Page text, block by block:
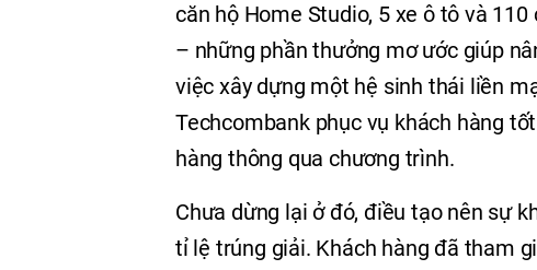
căn hộ Home Studio, 5 xe ô tô và
– những phần thưởng mơ ước giúp
việc xây dựng một hệ sinh thái liền
Techcombank phục vụ khách hàng
hàng thông qua chương trình.
Chưa dừng lại ở đó, điều tạo nên sự
tỉ lệ trúng giải. Khách hàng đã tham